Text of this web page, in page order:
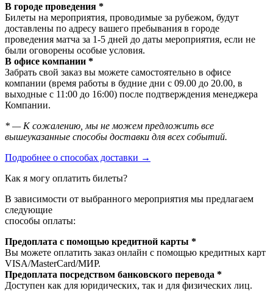
В городе проведения *
Билеты на мероприятия, проводимые за рубежом, будут
доставлены по адресу вашего пребывания в городе
проведения матча за 1-5 дней до даты мероприятия, если не
были оговорены особые условия.
В офисе компании *
Забрать свой заказ вы можете самостоятельно в офисе
компании (время работы в будние дни с 09.00 до 20.00, в
выходные с 11:00 до 16:00) после подтверждения менеджера
Компании.
* — К сожалению, мы не можем предложить все
вышеуказанные способы доставки для всех событий.
Подробнее о способах доставки →
Как я могу оплатить билеты?
В зависимости от выбранного мероприятия мы предлагаем
следующие
способы оплаты:
Предоплата с помощью кредитной карты *
Вы можете оплатить заказ онлайн с помощью кредитных карт
VISA/MasterСard/МИР.
Предоплата посредством банковского перевода *
Доступен как для юридических, так и для физических лиц.